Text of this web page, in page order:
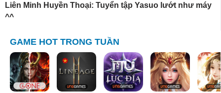
Liên Minh Huyền Thoại: Tuyển tập Yasuo lướt như máy
^^
GAME HOT TRONG TUẦN